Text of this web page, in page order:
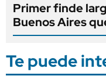
Primer finde
Buenos Aires
Te puede